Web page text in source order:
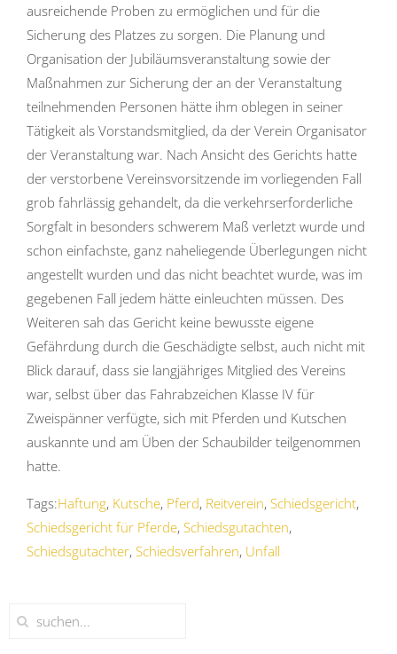
ausreichende Proben zu ermöglichen und für die
Sicherung des Platzes zu sorgen. Die Planung und
Organisation der Jubiläumsveranstaltung sowie der
Maßnahmen zur Sicherung der an der Veranstaltung
teilnehmenden Personen hätte ihm oblegen in seiner
Tätigkeit als Vorstandsmitglied, da der Verein Organisator
der Veranstaltung war. Nach Ansicht des Gerichts hatte
der verstorbene Vereinsvorsitzende im vorliegenden Fall
grob fahrlässig gehandelt, da die verkehrserforderliche
Sorgfalt in besonders schwerem Maß verletzt wurde und
schon einfachste, ganz naheliegende Überlegungen nicht
angestellt wurden und das nicht beachtet wurde, was im
gegebenen Fall jedem hätte einleuchten müssen. Des
Weiteren sah das Gericht keine bewusste eigene
Gefährdung durch die Geschädigte selbst, auch nicht mit
Blick darauf, dass sie langjähriges Mitglied des Vereins
war, selbst über das Fahrabzeichen Klasse IV für
Zweispänner verfügte, sich mit Pferden und Kutschen
auskannte und am Üben der Schaubilder teilgenommen
hatte.
Tags:Haftung, Kutsche, Pferd, Reitverein, Schiedsgericht,
Schiedsgericht für Pferde, Schiedsgutachten,
Schiedsgutachter, Schiedsverfahren, Unfall